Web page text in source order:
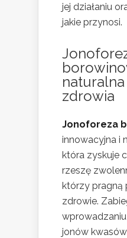
jej działaniu
jakie przynosi.
zdrowia
Jonoforeza
innowacyjna i
która zyskuje
rzeszę
którzy pragną
zdrowie.
jonów